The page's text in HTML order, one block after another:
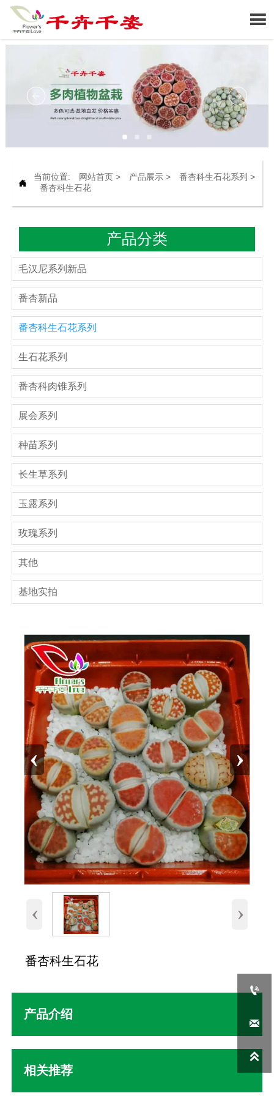


当前位置: 网站首页> 产品展示> 番杏科生石花系列 >
番杏科生石花
产品分类
毛汉尼系列新品
番杏新品
番杏科生石花系列
生石花系列
番杏科肉锥系列
展会系列
种苗系列
长生草系列
玉露系列
玫瑰系列
其他
基地实拍
‹ ›
‹ ›
番杏科生石花
产品介绍
相关推荐


